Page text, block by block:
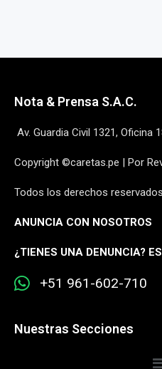
Nota & Prensa S.A.C.
Av. Guardia Civil 1321, Oficina
Copyright ©caretas.pe | Por
Todos los derechos reservados
ANUNCIA CON NOSOTROS
¿TIENES UNA DENUNCIA?
+51 961-602-710
Nuestras Secciones